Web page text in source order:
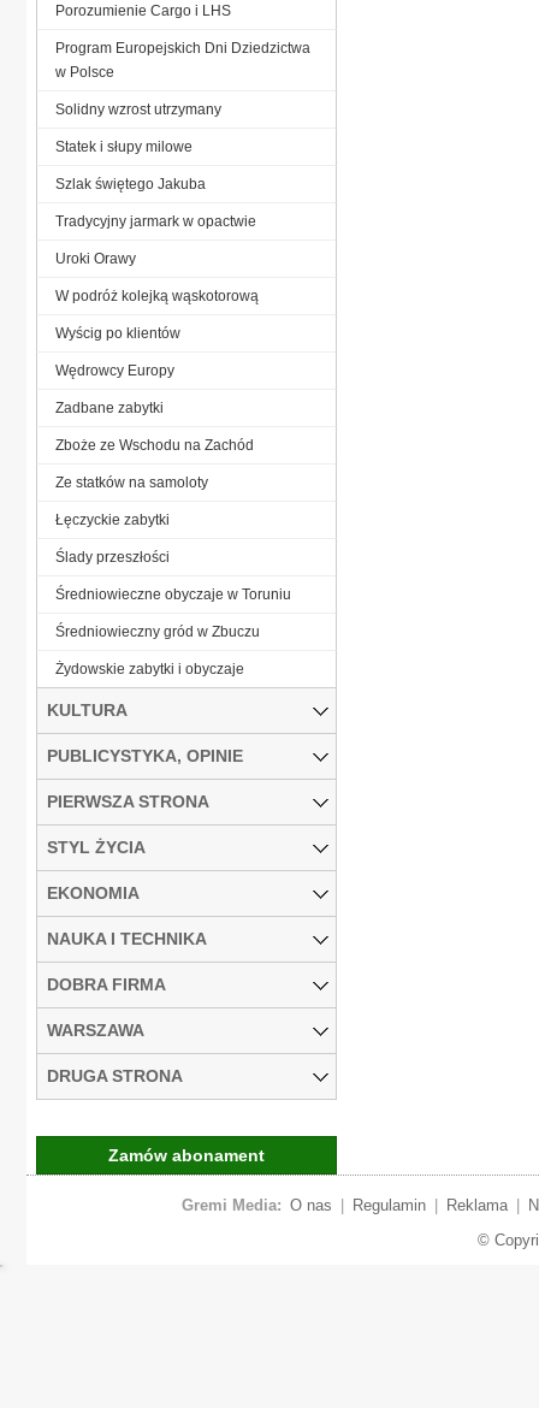
Porozumienie Cargo i LHS
Program Europejskich Dni Dziedzictwa
w Polsce
Solidny wzrost utrzymany
Statek i słupy milowe
Szlak świętego Jakuba
Tradycyjny jarmark w opactwie
Uroki Orawy
W podróż kolejką wąskotorową
Wyścig po klientów
Wędrowcy Europy
Zadbane zabytki
Zboże ze Wschodu na Zachód
Ze statków na samoloty
Łęczyckie zabytki
Ślady przeszłości
Średniowieczne obyczaje w Toruniu
Średniowieczny gród w Zbuczu
Żydowskie zabytki i obyczaje
KULTURA
PUBLICYSTYKA, OPINIE
PIERWSZA STRONA
STYL ŻYCIA
EKONOMIA
NAUKA I TECHNIKA
DOBRA FIRMA
WARSZAWA
DRUGA STRONA
Zamów abonament
Gremi Media: O nas Regulamin Reklama
©